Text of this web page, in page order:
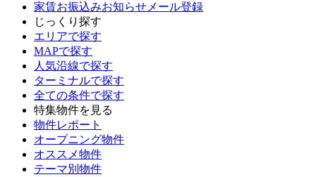
家賃お振込みお知らせメール登録
じっくり探す
エリアで探す
MAPで探す
人気沿線で探す
ターミナルで探す
全ての条件で探す
特集物件を見る
物件レポート
オープニング物件
オススメ物件
テーマ別物件